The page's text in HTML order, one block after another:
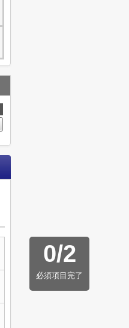
0/2
必須項目完了